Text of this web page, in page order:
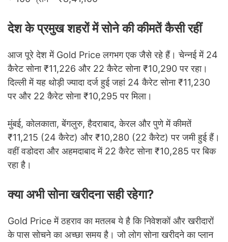
देश के प्रमुख शहरों में सोने की कीमतें कैसी रहीं
आज पूरे देश में Gold Price लगभग एक जैसे रहे हैं। चेन्नई में 24
कैरेट सोना ₹11,226 और 22 कैरेट सोना ₹10,290 पर रहा।
दिल्ली में यह थोड़ी ज्यादा दर्ज हुई जहां 24 कैरेट सोना ₹11,230
पर और 22 कैरेट सोना ₹10,295 पर मिला।
मुंबई, कोलकाता, बेंगलुरु, हैदराबाद, केरल और पुणे में कीमतें
₹11,215 (24 कैरेट) और ₹10,280 (22 कैरेट) पर जमी हुई हैं।
वहीं वडोदरा और अहमदाबाद में 22 कैरेट सोना ₹10,285 पर बिक
रहा है।
क्या अभी सोना खरीदना सही रहेगा?
Gold Price में ठहराव का मतलब ये है कि निवेशकों और खरीदारों
के पास सोचने का अच्छा समय है। जो लोग सोना खरीदने का प्लान